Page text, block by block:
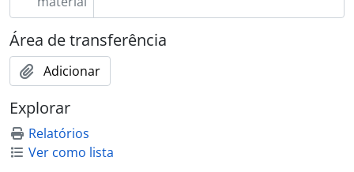
Área de transferência
Adicionar
Explorar
Relatórios
Ver como lista